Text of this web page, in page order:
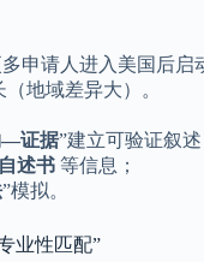
申请人进入美国后启
地域差异大）。
证据”建立可验证叙述
述书 等信息；
”模拟。
业性匹配”